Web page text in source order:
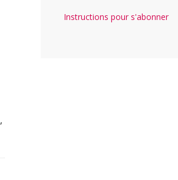
,
Instructions pour s'abonner